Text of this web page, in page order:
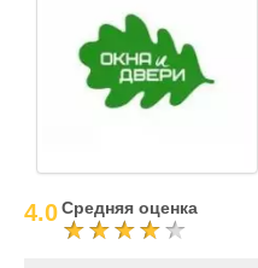
4.0Средняя оценка